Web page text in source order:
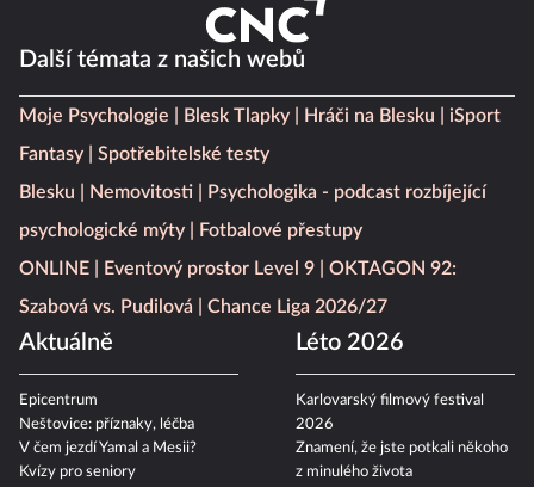
Další témata z našich webů
Moje Psychologie Blesk Tlapky Hráči na Blesku
iSport
Fantasy
Spotřebitelské testy
Blesku
Nemovitosti
Psychologika - podcast rozbíjející
psychologické mýty
Fotbalové přestupy
ONLINE
Eventový prostor Level 9
OKTAGON 92:
Szabová vs. Pudilová
Chance Liga 2026/27
Aktuálně
Epicentrum
Neštovice: příznaky, léčba
V čem jezdí Yamal a Mesii?
Kvízy pro seniory
Léto 2026
Karlovarský filmový festival
2026
Znamení, že jste potkali někoho
z minulého života